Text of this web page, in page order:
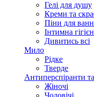
Гелі для душу
Креми та
Піни для
Інтимна
Дивитись всі
Мило
Рідке
Тверде
Антиперспіранти
Жіночі
Чоловічі